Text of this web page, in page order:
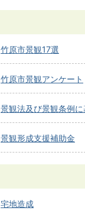
竹原市景観17選
竹原市景観アンケート
景観法及び景観条例に
景観形成支援補助金
宅地造成